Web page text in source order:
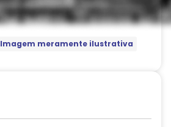
Imagem meramente ilustrativa